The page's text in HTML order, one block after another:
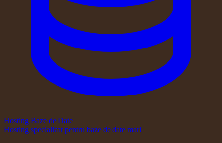
Hosting Baze de Date
Hosting specializat pentru baze de date mari